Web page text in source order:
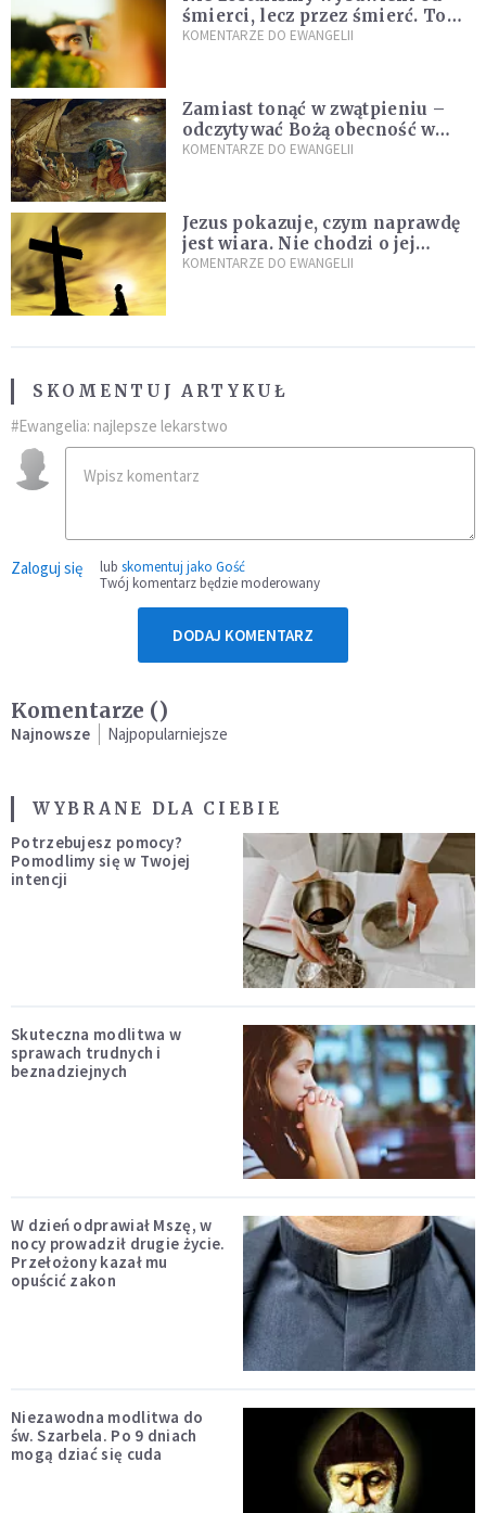
śmierci, lecz przez śmierć. To
jedna z największych tajemnic
KOMENTARZE DO EWANGELII
Zamiast tonąć w zwątpieniu –
odczytywać Bożą obecność w
burzach codziennego życia
KOMENTARZE DO EWANGELII
Jezus pokazuje, czym naprawdę
jest wiara. Nie chodzi o jej
wielkość
KOMENTARZE DO EWANGELII
SKOMENTUJ ARTYKUŁ
#Ewangelia: najlepsze lekarstwo
Zaloguj się lub skomentuj jako Gość
Twój komentarz będzie moderowany
DODAJ KOMENTARZ
Komentarze ()
Najnowsze Najpopularniejsze
WYBRANE DLA CIEBIE
Potrzebujesz pomocy?
Pomodlimy się w Twojej
intencji
Skuteczna modlitwa w
sprawach trudnych i
beznadziejnych
W dzień odprawiał Mszę, w
nocy prowadził drugie życie.
Przełożony kazał mu
opuścić zakon
Niezawodna modlitwa do
św. Szarbela. Po 9 dniach
mogą dziać się cuda